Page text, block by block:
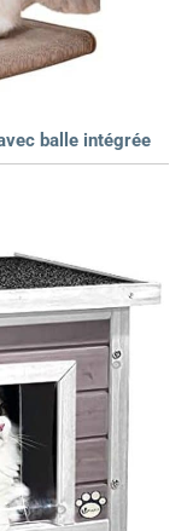
balle intégrée